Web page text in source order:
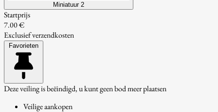
Miniatuur 2
Startprijs
7.00 €
Exclusief verzendkosten
Favorieten
Deze veiling is beëindigd, u kunt geen bod meer plaatsen
Veilige aankopen